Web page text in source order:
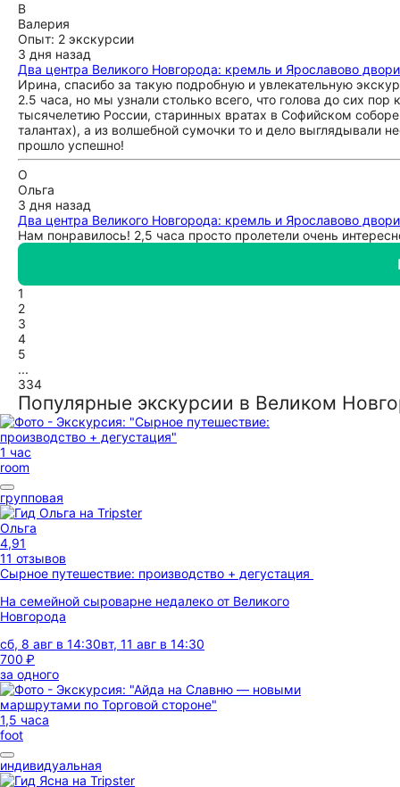
В
Валерия
Опыт: 2 экскурсии
3 дня назад
Два центра Великого Новгорода: кремль и Ярославово
Ирина, спасибо за такую подробную и увлекательную
2.5 часа, но мы узнали столько всего, что голова до сих
тысячелетию России, старинных вратах в Софийском
талантах), а из волшебной сумочки то и дело
прошло успешно!
О
Ольга
3 дня назад
Два центра Великого Новгорода: кремль и Ярославово
Нам понравилось! 2,5 часа просто пролетели очень
1
2
3
4
5
...
334
Популярные экскурсии в Великом
1 час
room
групповая
Ольга
4,91
11 отзывов
Сырное путешествие: производство + дегустация
На семейной сыроварне недалеко от Великого
Новгорода
сб, 8 авг в 14:30вт, 11 авг в 14:30
700 ₽
за одного
1,5 часа
foot
индивидуальная